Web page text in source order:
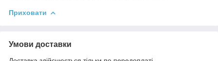
Приховати
Умови доставки